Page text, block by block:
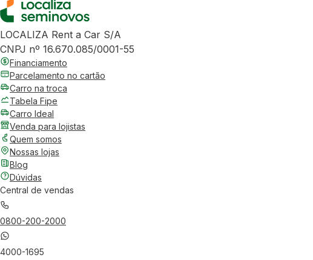
LOCALIZA Rent a Car S/A
CNPJ nº 16.670.085/0001-55
Financiamento
Parcelamento no cartão
Carro na troca
Tabela Fipe
Carro Ideal
Venda para lojistas
Quem somos
Nossas lojas
Blog
Dúvidas
Central de vendas
0800-200-2000
4000-1695